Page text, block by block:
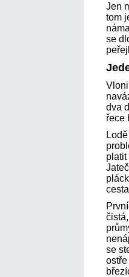
Jen
tom
se
dva
řece
platit
se